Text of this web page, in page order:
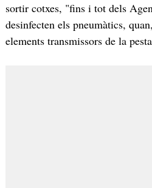
sortir cotxes, "fins i tot dels
desinfecten els pneumàtics,
elements transmissors de la